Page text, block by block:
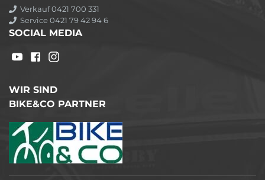
Verkauf 0421 700 331
Service 0421 79 42 94 6
SOCIAL MEDIA
WIR SIND
BIKE&CO PARTNER